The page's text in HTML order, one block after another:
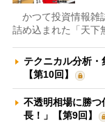
かつて投資情報雑
詰め込まれた「天下
テクニカル分析
【第10回】
不透明相場に勝
長！」【第9回】